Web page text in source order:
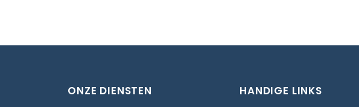
ONZE DIENSTEN HANDIGE LINKS